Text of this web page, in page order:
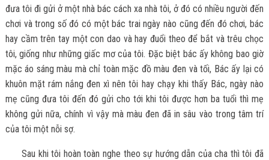
đưa tôi đi gửi ở một nhà bác cách xa nhà tôi, ở đó có nhiều người đến
chơi và trong số đó có một bác trai ngày nào cũng đến đó chơi, bác
hay cầm trên tay một con dao và hay đuổi theo để bắt và trêu chọc
tôi, giống như những giấc mơ của tôi. Đặc biệt bác ấy không bao giờ
mặc áo sáng màu mà chỉ toàn mặc đồ màu đen và tối, Bác ấy lại có
khuôn mặt rám nắng đen xì nên tôi hay chạy khi thấy Bác, ngày nào
mẹ cũng đưa tôi đến đó gửi cho tới khi tôi được hơn ba tuổi thì mẹ
không gửi nữa, chính vì vậy mà màu đen đã in sâu vào trong tâm trí
của tôi một nỗi sợ.
Sau khi tôi hoàn toàn nghe theo sự hướng dẫn của cha thì tôi đã